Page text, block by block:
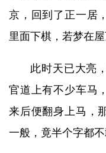
京，回到了正一居
里面下棋，若梦在屋
此时天已大亮
官道上有不少车马
来后便翻身上马，
一般，竟半个字都不